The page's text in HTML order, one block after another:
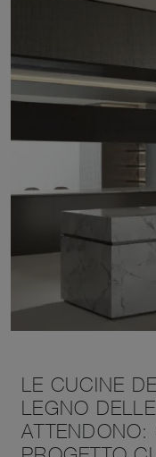
LE CUCINE
LEGNO